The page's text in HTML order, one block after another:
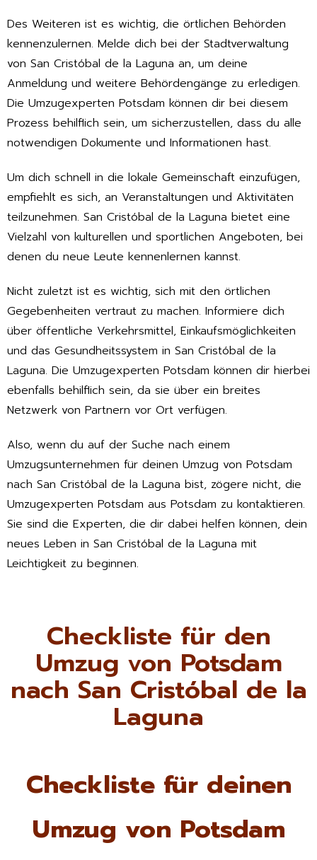
Des Weiteren ist es wichtig, die örtlichen Behörden
kennenzulernen. Melde dich bei der Stadtverwaltung
von San Cristóbal de la Laguna an, um deine
Anmeldung und weitere Behördengänge zu erledigen.
Die Umzugexperten Potsdam können dir bei diesem
Prozess behilflich sein, um sicherzustellen, dass du alle
notwendigen Dokumente und Informationen hast.
Um dich schnell in die lokale Gemeinschaft einzufügen,
empfiehlt es sich, an Veranstaltungen und Aktivitäten
teilzunehmen. San Cristóbal de la Laguna bietet eine
Vielzahl von kulturellen und sportlichen Angeboten, bei
denen du neue Leute kennenlernen kannst.
Nicht zuletzt ist es wichtig, sich mit den örtlichen
Gegebenheiten vertraut zu machen. Informiere dich
über öffentliche Verkehrsmittel, Einkaufsmöglichkeiten
und das Gesundheitssystem in San Cristóbal de la
Laguna. Die Umzugexperten Potsdam können dir hierbei
ebenfalls behilflich sein, da sie über ein breites
Netzwerk von Partnern vor Ort verfügen.
Also, wenn du auf der Suche nach einem
Umzugsunternehmen für deinen Umzug von Potsdam
nach San Cristóbal de la Laguna bist, zögere nicht, die
Umzugexperten Potsdam aus Potsdam zu kontaktieren.
Sie sind die Experten, die dir dabei helfen können, dein
neues Leben in San Cristóbal de la Laguna mit
Leichtigkeit zu beginnen.
Checkliste für den
Umzug von Potsdam
nach San Cristóbal de la
Laguna
Checkliste für deinen
Umzug von Potsdam